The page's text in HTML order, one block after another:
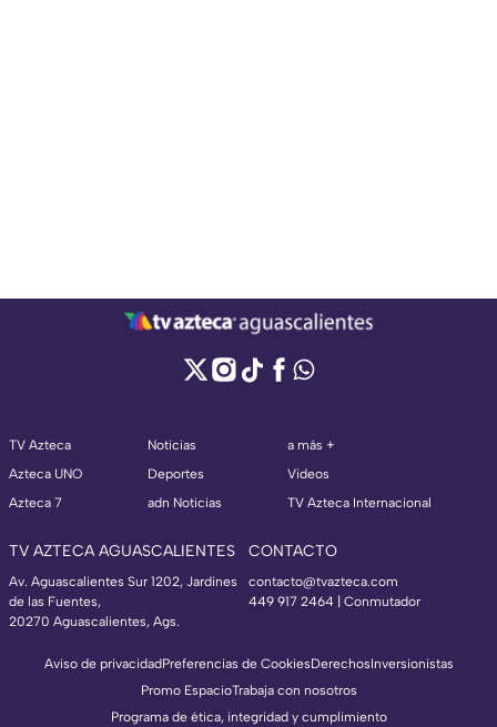
TV Azteca
Azteca UNO
Azteca 7
Noticias
Deportes
adn Noticias
a más +
Videos
TV Azteca Internacional
TV AZTECA AGUASCALIENTES
Av. Aguascalientes Sur 1202, Jardines
de las Fuentes,
20270 Aguascalientes, Ags.
CONTACTO
contacto@tvazteca.com
449 917 2464 | Conmutador
Aviso de privacidadPreferencias de CookiesDerechosInversionistas
Promo EspacioTrabaja con nosotros
Programa de ética, integridad y cumplimiento